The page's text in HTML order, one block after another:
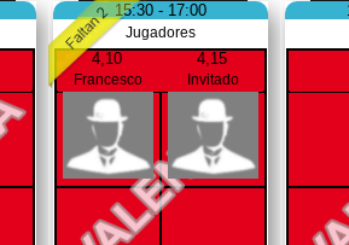
15:30 - 17:00
Jugadores
4,10
Francesco
4,15
Invitado